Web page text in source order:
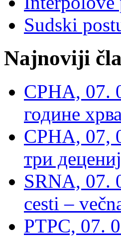
Sudski
Najnoviji
СРНА, 07.
године
СРНА, 07,
три
SRNA, 07.
cesti –
РТРС, 07.